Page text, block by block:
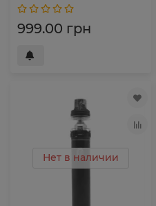
999.00 грн
Нет в наличии